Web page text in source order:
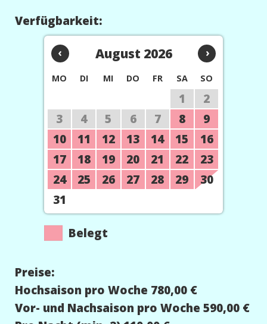
Verfügbarkeit:
‹ ›
August 2026
MO DI MI DO FR SA SO
1
2
3
4 5 6 7 8
9
10
11 12 13 14 15
16
17
18 19 20 21 22
23
24
25 26 27 28 29
30
31
Belegt
Preise:
Hochsaison pro Woche 780,00 €
Vor- und Nachsaison pro Woche 590,00 €